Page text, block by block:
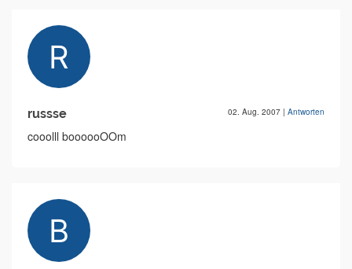
russse 02. Aug. 2007 | Antworten
cooolll boooooOOm